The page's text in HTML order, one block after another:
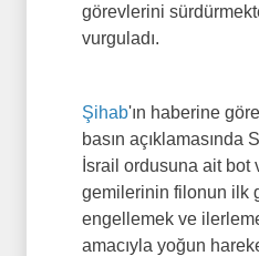
görevlerini
vurguladı.
Şihab'ın haberine
basın açıklamasında
İsrail ordusuna ait bot
gemilerinin filonun ilk
engellemek ve
amacıyla yoğun